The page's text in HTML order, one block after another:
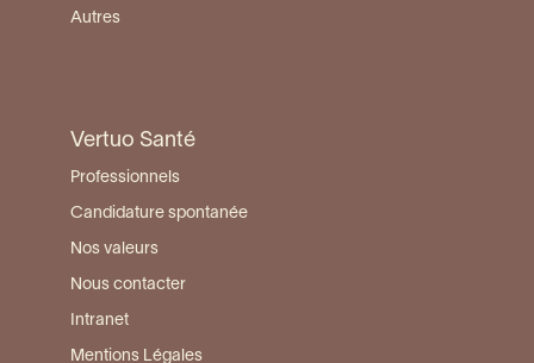
Autres
Vertuo Santé
Professionnels
Candidature spontanée
Nos valeurs
Nous contacter
Intranet
Mentions Légales